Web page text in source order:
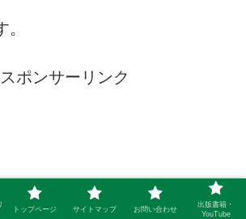
スポンサーリンク
トップページ サイトマップ お問い合わせ
出版書籍・
YouTube